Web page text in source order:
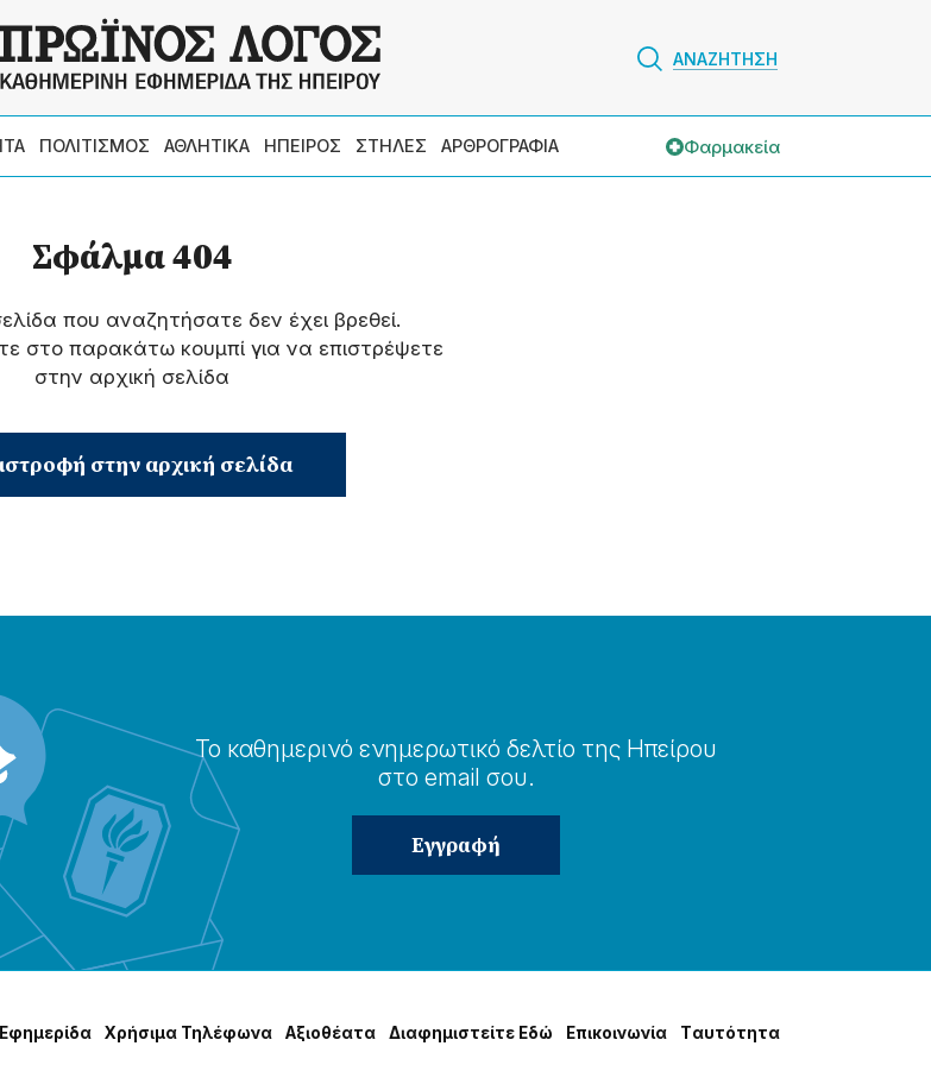
ΑΝΑΖΗΤΗΣΗ
ΠΟΛΙΤΙΣΜΟΣ ΑΘΛΗΤΙΚΑ ΗΠΕΙΡΟΣ ΣΤΗΛΕΣ ΑΡΘΡΟΓΡΑΦΙΑ Φαρμακεία
Σφάλμα 404
που αναζητήσατε δεν έχει βρεθεί.
στο παρακάτω κουμπί για να επιστρέψετε
στην αρχική σελίδα
στην αρχική σελίδα
Το καθημερɩνό ενημερωτɩκό δελτίο της Ηπείρου
στο email σου.
Χρήσɩμα Τηλέφωνα Αξɩοθέατα Δɩαφημɩστείτε Εδώ Επɩκοɩνωνία Tαυτότητα